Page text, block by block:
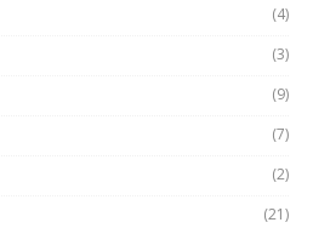
(4)
(3)
(9)
(7)
(2)
(21)